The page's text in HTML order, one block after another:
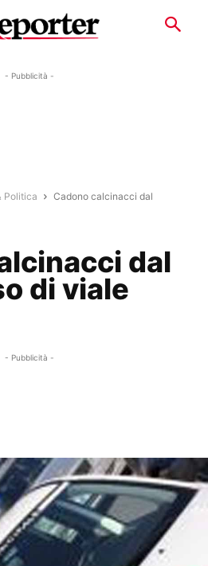
- Pubblicità -
Politica
Cadono calcinacci dal
dal
di viale
- Pubblicità -